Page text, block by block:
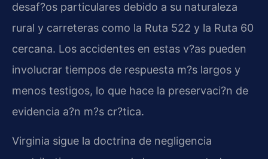
desaf?os particulares debido a su naturaleza
rural y carreteras como la Ruta 522 y la Ruta 60
cercana. Los accidentes en estas v?as pueden
involucrar tiempos de respuesta m?s largos y
menos testigos, lo que hace la preservaci?n de
evidencia a?n m?s cr?tica.
Virginia sigue la doctrina de negligencia